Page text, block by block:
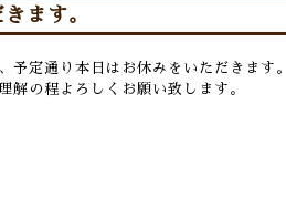
ます。
予定通り本日はお休みをいただきます。
解の程よろしくお願い致します。